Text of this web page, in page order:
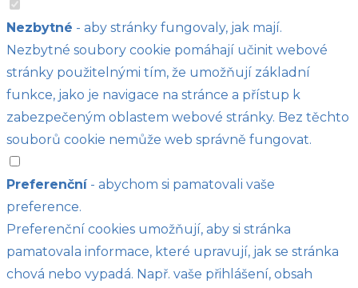
Nezbytné - aby stránky fungovaly, jak mají.
Nezbytné soubory cookie pomáhají učinit webové
stránky použitelnými tím, že umožňují základní
funkce, jako je navigace na stránce a přístup k
zabezpečeným oblastem webové stránky. Bez těchto
souborů cookie nemůže web správně fungovat.
Preferenční- abychom si pamatovali vaše
preference.
Preferenční cookies umožňují, aby si stránka
pamatovala informace, které upravují, jak se stránka
chová nebo vypadá. Např. vaše přihlášení, obsah